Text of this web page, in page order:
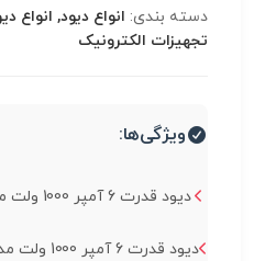
دسته بندی: انواع دیود, انواع
تجهیزات الکترونیک
ویژگی‌ها:
دیود قدرت 6 آمپر 1000 ولت مدل 6A10...